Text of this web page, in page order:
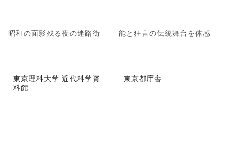
昭和の面影残る夜の迷路街 能と狂言の伝統舞台を体感
東京理科大学 近代科学資
料館
東京都庁舎